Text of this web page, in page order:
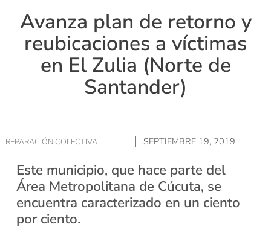
Avanza plan de retorno y
reubicaciones a víctimas
en El Zulia (Norte de
Santander)
REPARACIÓN COLECTIVA SEPTIEMBRE 19, 2019
Este municipio, que hace parte del
Área Metropolitana de Cúcuta, se
encuentra caracterizado en un ciento
por ciento.